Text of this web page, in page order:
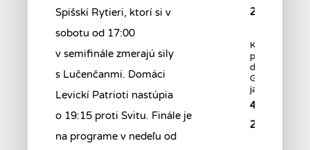
Spišskí Rytieri, ktorí si v
sobotu od 17:00
v semifinále zmerajú sily
s Lučenčanmi. Domáci
Levickí Patrioti nastúpia
o 19:15 proti Svitu. Finále je
na programe v nedeľu od
2022
Kadeti –
postupujúci
do skupiny
GOLD sú
jasní.
4. októbra
2022